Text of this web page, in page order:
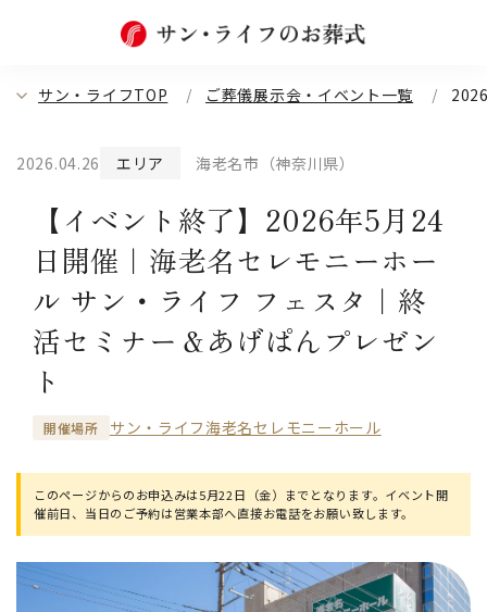
サン・ライフTOP ご葬儀展示会・イベント一覧
2026.04.26 エリア 海老名市（神奈川県）
【イベント終了】2026年5月24
日開催｜海老名セレモニーホー
ル サン・ライフ フェスタ｜終
活セミナー＆あげぱんプレゼン
ト
開催場所 サン・ライフ海老名セレモニーホール
このページからのお申込みは5月22日（金）までとなります。イベント開
催前日、当日のご予約は営業本部へ直接お電話をお願い致します。